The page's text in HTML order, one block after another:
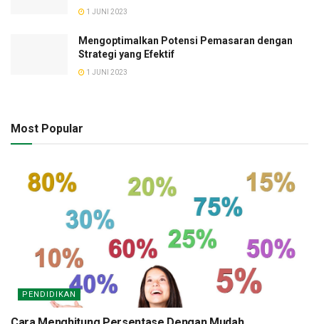
1 JUNI 2023
Mengoptimalkan Potensi Pemasaran dengan
Strategi yang Efektif
1 JUNI 2023
Most Popular
PENDIDIKAN